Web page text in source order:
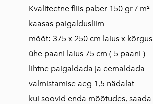
Kvaliteetne fliis paber 150 gr / m²
kaasas paigaldusliim
mõõt: 375 x 250 cm laius x kõrgus
ühe paani laius 75 cm ( 5 paani )
lihtne paigaldada ja eemaldada
valmistamise aeg 1,5 nädalat
kui soovid enda mõõtudes, saada